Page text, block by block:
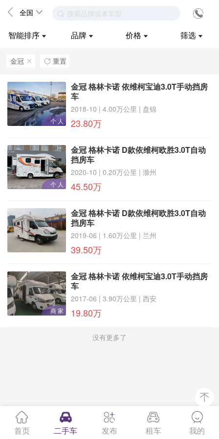
全国 搜索品牌或者车型
智能排序 品牌 价格 筛选
金冠 ဆ  重置
个 人
金冠 格林卡诺 依维柯宝迪3.0T手动挡房
车
2018-10 | 4.00万公里 | 盘锦
23.80万
个 人
金冠 格林卡诺 D款依维柯欧胜3.0T自动
挡房车
2020-10 | 0.20万公里 | 滁州
45.50万
金冠 格林卡诺 D款依维柯欧胜3.0T自动
挡房车
2019-06 | 1.60万公里 | 兰州
39.50万
商 家
金冠 格林卡诺 依维柯宝迪3.0T手动挡房
车
2017-06 | 3.90万公里 | 西安
19.80万
没有更多了
首页 二手车 发布 租车 我的